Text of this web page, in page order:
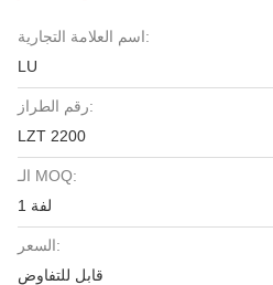
اسم العلامة التجارية:
LU
رقم الطراز:
LZT 2200
الـ MOQ:
1 لفة
السعر:
قابل للتفاوض